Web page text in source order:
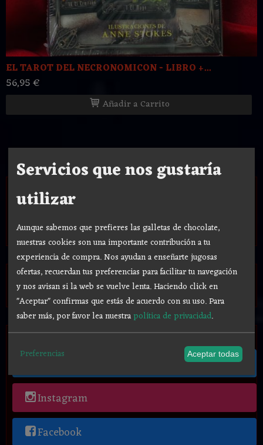
Idioma
Tu Carrito (0)
El carrito de la compra está vacío
Redes Sociales
Instagram
Facebook
EL TAROT DEL NECRONOMICON - LIBRO +...
56,95 €
Añadir a Carrito
Servicios que nos gustaría
utilizar
Aunque sabemos que prefieres las galletas de chocolate,
nuestras cookies son una importante contribución a tu
experiencia de compra. Nos ayudan a enseñarte jugosas
ofertas, recuerdan tus preferencias para facilitar tu navegación
y nos avisan si la web se vuelve lenta. Haciendo click en
"Aceptar" confirmas que estás de acuerdo con su uso.Para
saber más, por favor lea nuestrapolítica de privacidad.
Preferencias Aceptar todas